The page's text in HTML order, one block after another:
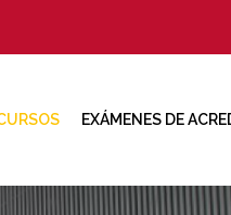
EXÁMENES DE